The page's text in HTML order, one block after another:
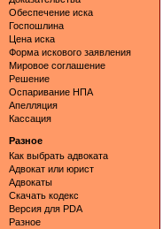
Обеспечение иска
Госпошлина
Цена иска
Форма искового заявления
Мировое соглашение
Решение
Оспаривание НПА
Апелляция
Кассация
Разное
Как выбрать адвоката
Адвокат или юрист
Адвокаты
Скачать кодекс
Версия для PDA
Разное